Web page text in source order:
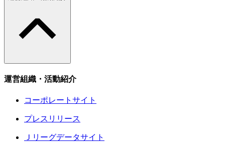
運営組織・活動紹介
コーポレートサイト
プレスリリース
Ｊリーグデータサイト